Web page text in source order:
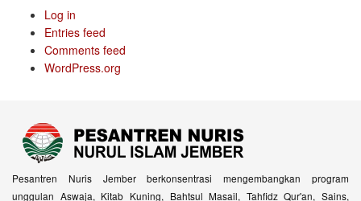
Log in
Entries feed
Comments feed
WordPress.org
Pesantren Nuris Jember berkonsentrasi mengembangkan program
unggulan Aswaja, Kitab Kuning, Bahtsul Masail, Tahfidz Qur'an, Sains,